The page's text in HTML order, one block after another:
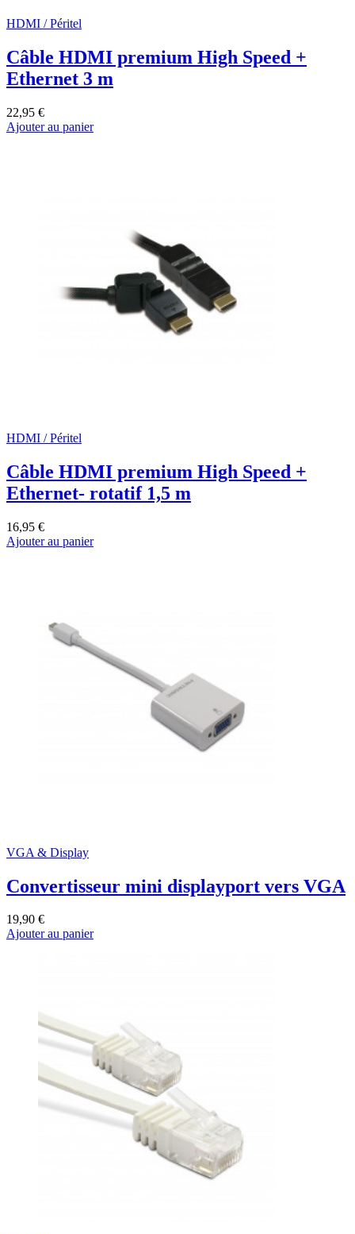
HDMI / Péritel
Câble HDMI premium High Speed +
Ethernet 3 m
22,95 €
Ajouter au panier
HDMI / Péritel
Câble HDMI premium High Speed +
Ethernet- rotatif 1,5 m
16,95 €
Ajouter au panier
VGA & Display
Convertisseur mini displayport vers VGA
19,90 €
Ajouter au panier